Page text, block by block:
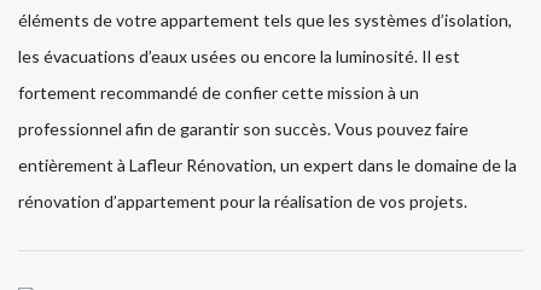
éléments de votre appartement tels que les systèmes d’isolation,
les évacuations d’eaux usées ou encore la luminosité. Il est
fortement recommandé de confier cette mission à un
professionnel afin de garantir son succès. Vous pouvez faire
entièrement à Lafleur Rénovation, un expert dans le domaine de la
rénovation d’appartement pour la réalisation de vos projets.